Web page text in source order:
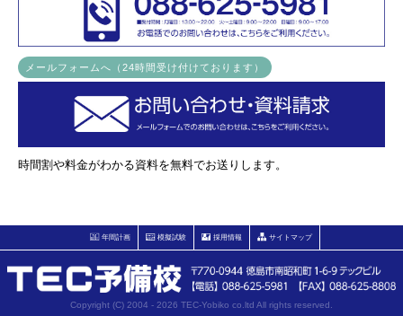
メールフォームへ（24時間受け付けております）
時間割や料金がわかる資料を無料でお送りします。
年間計画 模擬試験 採用情報 サイトマップ
Copyright (C) 2004 - 2026 TEC-Yobiko co.ltd All rights reserved.